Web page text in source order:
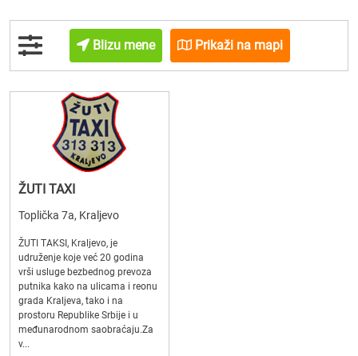
Blizu mene Prikaži na mapi
ŽUTI TAXI
Toplička 7a, Kraljevo
ŽUTI TAKSI, Kraljevo, je
udruženje koje već 20 godina
vrši usluge bezbednog prevoza
putnika kako na ulicama i reonu
grada Kraljeva, tako i na
prostoru Republike Srbije i u
međunarodnom saobraćaju.Za
v...